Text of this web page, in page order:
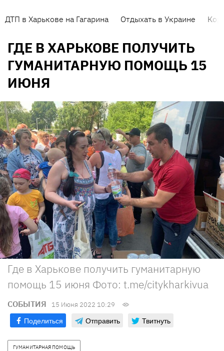
ДТП в Харькове на Гагарина Отдыхать в Украине
ГДЕ В ХАРЬКОВЕ ПОЛУЧИТЬ
ГУМАНИТАРНУЮ ПОМОЩЬ 15
ИЮНЯ
Где в Харькове получить гуманитарную
помощь 15 июня Фото: t.me/citykharkivua
СОБЫТИЯ 15 Июня 2022 10:29
Поделиться Отправить Твитнуть
ГУМАНИТАРНАЯ ПОМОЩЬ